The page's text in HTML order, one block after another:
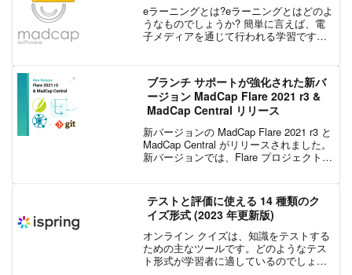
eラーニングとは?eラーニングとはどのよ
うなものでしょうか? 簡単に言えば、電
子メディアを通じて行われる学習です。
の教室での学習の限界を打ち破り、対面
環境では管理が容...
ブランチ サポートが強化された新バ
ージョン MadCap Flare 2021 r3 &
MadCap Central リリース
新バージョンの MadCap Flare 2021 r3 と
MadCap Central がリリースされました。
新バージョンでは、Flare プロジェクト、
では、Fl...
テストと評価に使える 14 種類のク
イズ形式 (2023 年更新版)
オンライン クイズは、知識をテストする
ための主なツールです。どのようなテス
ト形式が学習者に適しているのでしょう